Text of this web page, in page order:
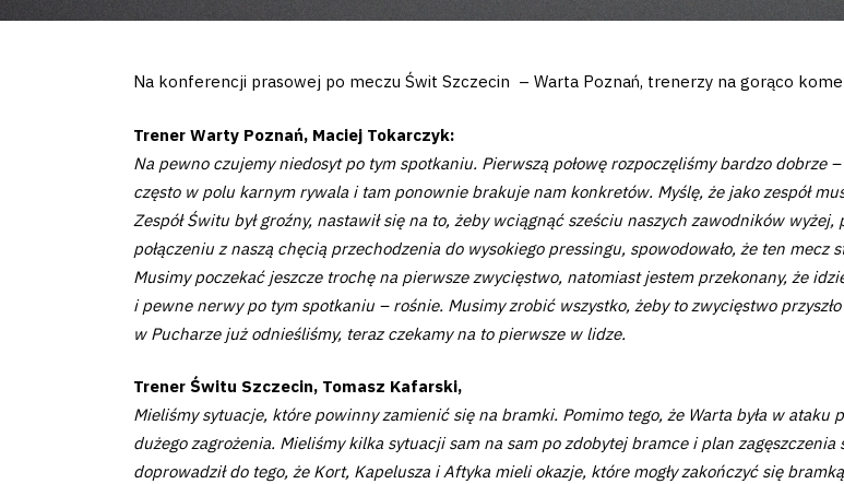
Na konferencji prasowej po meczu Świt Szczecin – Warta Poznań, trenerzy na gorąco
Trener Warty Poznań, Maciej Tokarczyk:
Na pewno czujemy niedosyt po tym spotkaniu. Pierwszą połowę rozpoczęliśmy bardzo
często w polu karnym rywala i tam ponownie brakuje nam konkretów. Myślę, że jako zespół
Zespół Świtu był groźny, nastawił się na to, żeby wciągnąć sześciu naszych zawodników
połączeniu z naszą chęcią przechodzenia do wysokiego pressingu, spowodowało, że ten mecz
Musimy poczekać jeszcze trochę na pierwsze zwycięstwo, natomiast jestem przekonany, że
i pewne nerwy po tym spotkaniu – rośnie. Musimy zrobić wszystko, żeby to zwycięstwo
w Pucharze już odnieśliśmy, teraz czekamy na to pierwsze w lidze.
Trener Świtu Szczecin, Tomasz Kafarski,
Mieliśmy sytuacje, które powinny zamienić się na bramki. Pomimo tego, że Warta była w ataku
dużego zagrożenia. Mieliśmy kilka sytuacji sam na sam po zdobytej bramce i plan
doprowadził do tego, że Kort, Kapelusza i Aftyka mieli okazje, które mogły zakończyć się